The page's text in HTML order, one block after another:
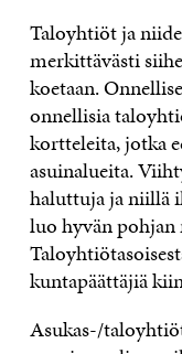
Taloyhtiöt ja
merkittävästi
koetaan.
onnellisia
kortteleita, jotka
asuinalueita.
haluttuja ja niillä
luo hyvän pohjan
kuntapäättäjiä
Asukas-/